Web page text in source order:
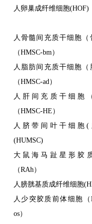
人卵巢成纤维细胞(HOF)
人骨髓间充质干细胞（
（HMSC-bm）
人脂肪间充质干细胞（
（HMSC-ad）
人肝间充质干细胞
（HMSC-HE）
人脐带间叶干细胞(
(HUMSC)
大鼠海马趾星形胶
（RAh）
人膀胱基质成纤维细胞
人少突胶质前体细胞（
os）